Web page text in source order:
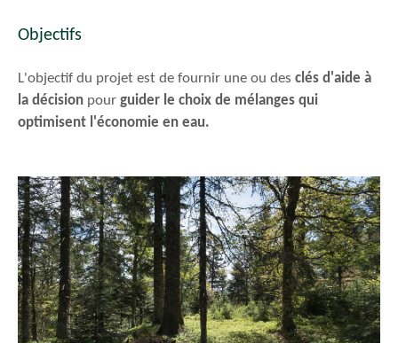
Objectifs
L'objectif du projet est de fournir une ou des clés d'aide à
la décision pour guider le choix de mélanges qui
optimisent l'économie en eau.